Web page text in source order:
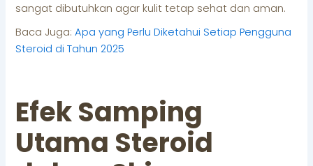
sangat dibutuhkan agar kulit tetap sehat dan aman.
Baca Juga:Apa yang Perlu Diketahui Setiap Pengguna
Steroid di Tahun 2025
Efek Samping
Utama Steroid